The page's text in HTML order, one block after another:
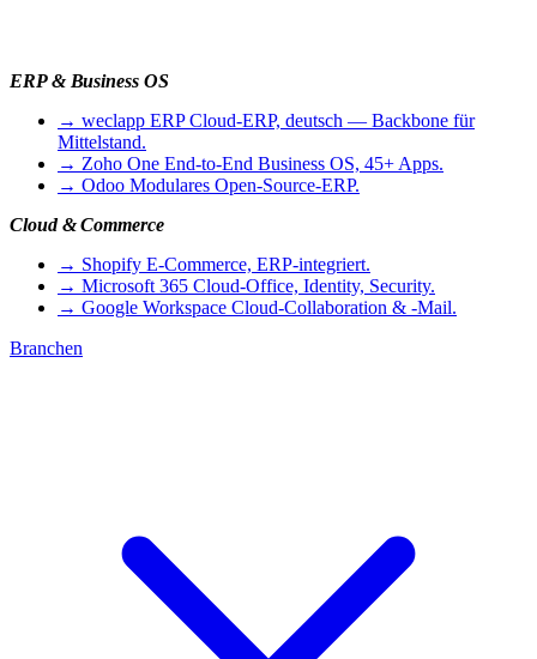
ERP & Business OS
→ weclapp ERP Cloud-ERP, deutsch — Backbone für
Mittelstand.
→ Zoho One End-to-End Business OS, 45+ Apps.
→ Odoo Modulares Open-Source-ERP.
Cloud & Commerce
→ Shopify E-Commerce, ERP-integriert.
→ Microsoft 365 Cloud-Office, Identity, Security.
→ Google Workspace Cloud-Collaboration & -Mail.
Branchen